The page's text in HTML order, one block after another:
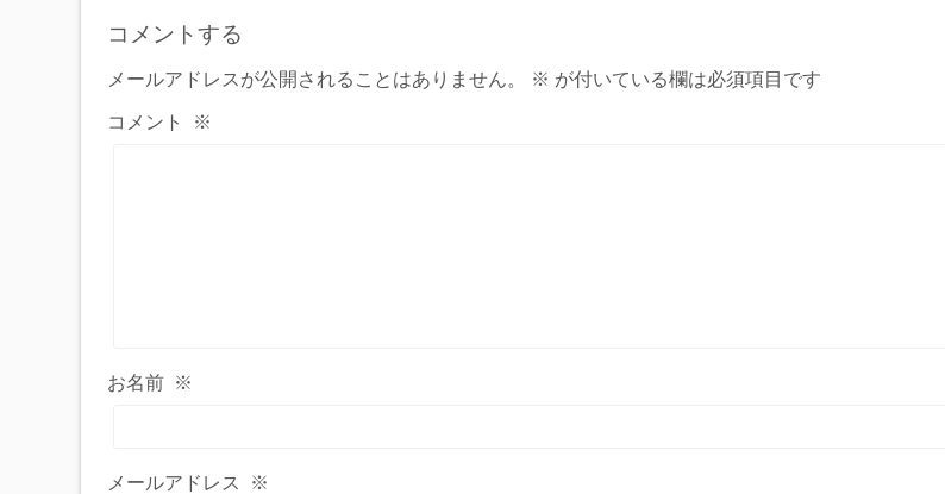
コメントする
メールアドレスが公開されることはありません。 ※ が付いている欄は必須項目です
コメント ※
お名前 ※
メールアドレス ※